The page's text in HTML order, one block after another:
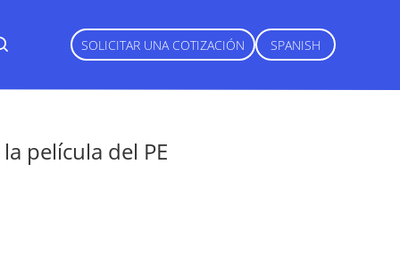
SOLICITAR UNA COTIZACIÓN SPANISH
película del PE